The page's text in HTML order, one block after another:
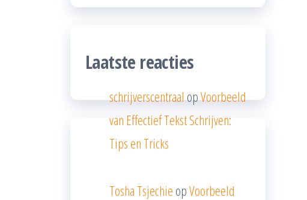
Laatste reacties
schrijverscentraalopVoorbeeld
van Effectief Tekst Schrijven:
Tips en Tricks
Tosha Tsjechie opVoorbeeld